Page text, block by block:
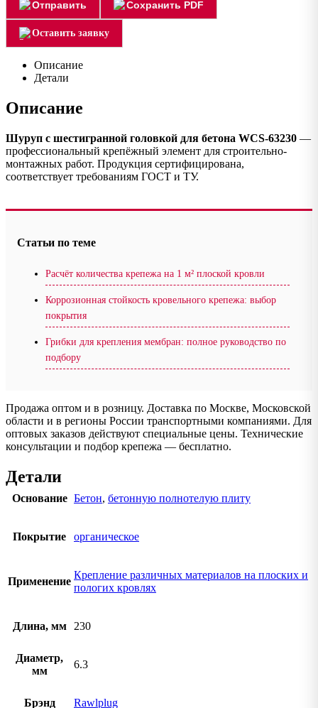
Отправить Сохранить PDF
Оставить заявку
Описание
Детали
Описание
Шуруп с шестигранной головкой для бетона WCS-63230 —
профессиональный крепёжный элемент для строительно-
монтажных работ. Продукция сертифицирована,
соответствует требованиям ГОСТ и ТУ.
Статьи по теме
Расчёт количества крепежа на 1 м² плоской кровли
Коррозионная стойкость кровельного крепежа: выбор
покрытия
Грибки для крепления мембран: полное руководство по
подбору
Продажа оптом и в розницу. Доставка по Москве, Московской
области и в регионы России транспортными компаниями. Для
оптовых заказов действуют специальные цены. Технические
консультации и подбор крепежа — бесплатно.
Детали
Основание Бетон, бетонную полнотелую плиту
Покрытие органическое
Применение
Крепление различных материалов на плоских и
пологих кровлях
Длина, мм 230
Диаметр,
мм
6.3
Брэнд Rawlplug